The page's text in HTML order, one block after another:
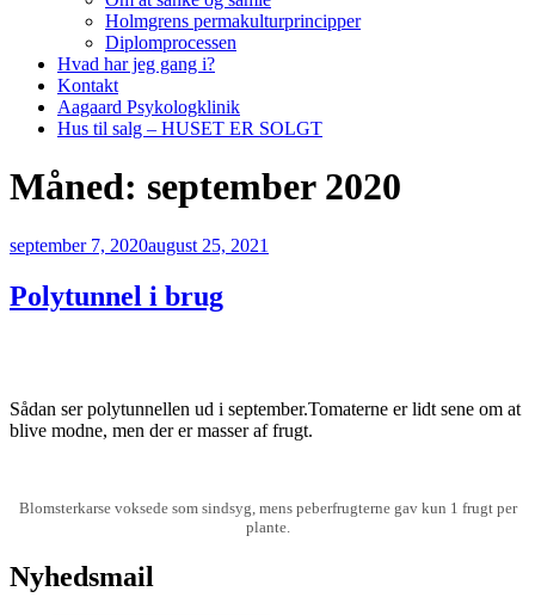
Holmgrens permakulturprincipper
Diplomprocessen
Hvad har jeg gang i?
Kontakt
Aagaard Psykologklinik
Hus til salg – HUSET ER SOLGT
Måned: september 2020
Udgivet
september 7, 2020august 25, 2021
Polytunnel i brug
Sådan ser polytunnellen ud i september.Tomaterne er lidt sene om at
blive modne, men der er masser af frugt.
Blomsterkarse voksede som sindsyg, mens peberfrugterne gav kun 1 frugt per
plante.
Nyhedsmail